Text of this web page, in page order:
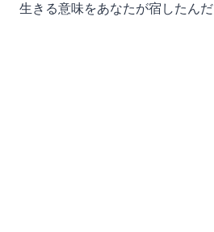
生きる意味をあなたが宿したんだ